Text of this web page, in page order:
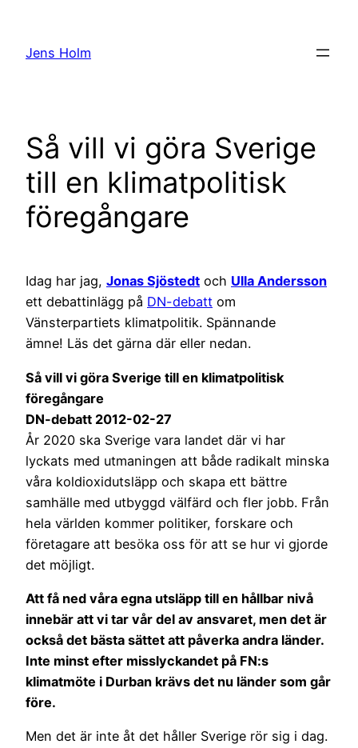
innehåll
Jens Holm
Så vill vi göra Sverige
till en klimatpolitisk
föregångare
Idag har jag, Jonas Sjöstedt och Ulla Andersson
ett debattinlägg på DN-debatt om
Vänsterpartiets klimatpolitik. Spännande
ämne! Läs det gärna där eller nedan.
Så vill vi göra Sverige till en klimatpolitisk
föregångare
DN-debatt 2012-02-27
År 2020 ska Sverige vara landet där vi har
lyckats med utmaningen att både radikalt minska
våra koldioxidutsläpp och skapa ett bättre
samhälle med utbyggd välfärd och fler jobb. Från
hela världen kommer politiker, forskare och
företagare att besöka oss för att se hur vi gjorde
det möjligt.
Att få ned våra egna utsläpp till en hållbar nivå
innebär att vi tar vår del av ansvaret, men det är
också det bästa sättet att påverka andra länder.
Inte minst efter misslyckandet på FN:s
klimatmöte i Durban krävs det nu länder som går
före.
Men det är inte åt det håller Sverige rör sig i dag.